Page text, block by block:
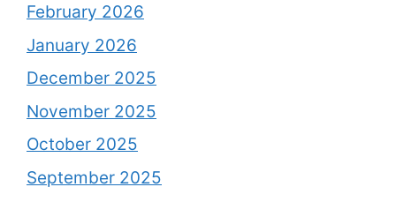
February 2026
January 2026
December 2025
November 2025
October 2025
September 2025